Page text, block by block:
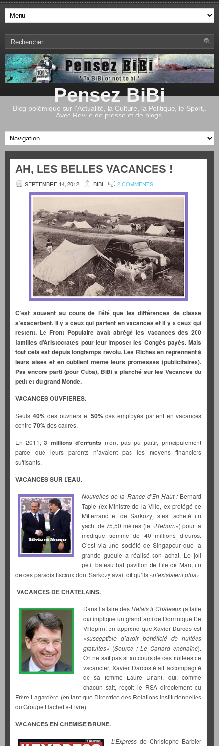
Pensez BiBi
Blog polémique sur l'Actualité, la Culture, la Politique, le Sport,.
Avec Revue de presse et de blogs.
AH, LES BELLES VACANCES !
SEPTEMBRE 14, 2012 BIBI 2 COMMENTS
C’est souvent au cours de l’été que les différences de classe
s’exacerbent. Il y a ceux qui partent en vacances et il y a ceux qui
restent. Le Front Populaire avait abrégé les vacances des 200
familles d’Aristocrates pour leur imposer les Congés payés. Mais
tout cela est depuis longtemps révolu. Les Riches en reprennent à
leurs aises et en oublient même leurs promesses (publicitaires).
Pas encore parti (pour Cuba), BiBi a planché sur les Vacances du
petit et du grand Monde.
VACANCES OUVRIÈRES.
Seuls 40%des ouvriers et 50%des employés partent en vacances
contre 70%des cadres.
En 2011,3 millions d’enfants n’ont pas pu partir, principalement
parce que leurs parents n’avaient pas les moyens financiers
suffisants.
VACANCES SUR L’EAU.
Nouvelles de la France d’En-Haut :Bernard
Tapie (ex-Ministre de la Ville, ex-protégé de
Mitterrand et de Sarkozy) s’est acheté un
yacht de 75,50 mètres (le «Reborn») pour la
modique somme de 40 millions d’euros.
C’est via une société de Singapour que la
grande gueule a réalisé son achat. Le joli
petit bateau bat pavillon de l’île de Man, un
de ces paradis fiscaux dont Sarkozy avait dit qu’ils «n’existaient plus».
VACANCES DE CHÂTELAINS.
Dans l’affaire des Relais & Châteaux(affaire
qui implique un grand ami de Dominique De
Villepin), on apprend que Xavier Darcos est
«susceptible d’avoir bénéficié de nuitées
gratuites» (Source : Le Canard enchaîné).
On ne sait pas si au cours de ces nuitées de
vacancier, Xavier Darcos était accompagné
de sa femme Laure Driant, qui, comme
chacun sait, reçoit le RSA directement du
Frère Lagardère (en tant que Directrice des Relations institutionnelles
du Groupe Hachette-Livre).
VACANCES EN CHEMISE BRUNE.
L’Express de Christophe Barbier